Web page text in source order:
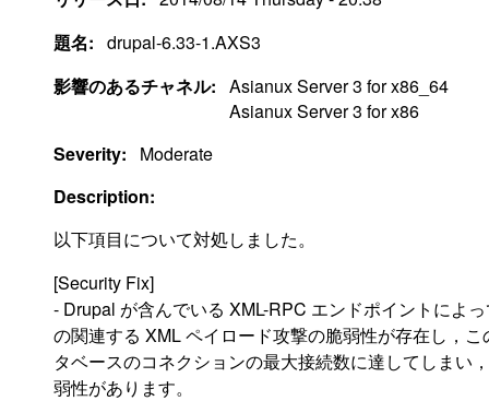
題名: drupal-6.33-1.AXS3
影響のあるチャネル: Asianux Server 3 for x86_64
Asianux Server 3 for x86
Severity:
Moderate
Description:
以下項目について対処しました。
[Security Fix]
- Drupal が含んでいる XML-RPC エンドポイントによ
の関連する XML ペイロード攻撃の脆弱性が存在し，
タベースのコネクションの最大接続数に達してしまい
弱性があります。